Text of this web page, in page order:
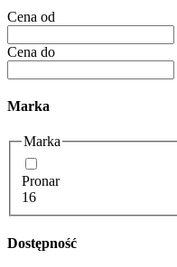
Cena od
Cena do
Marka
Marka
Pronar
16
Dostępność